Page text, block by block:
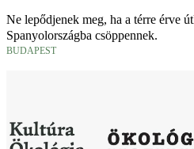
Ne lepődjenek meg, ha a térre érve
Spanyolországba csöppennek.
BUDAPEST